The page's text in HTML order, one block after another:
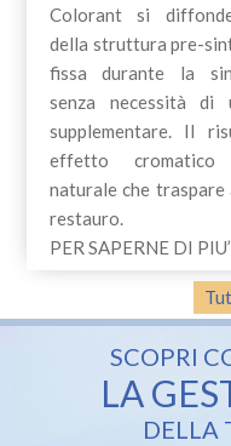
Colorant si
della struttura pre-
fissa durante la
senza necessità di
supplementare. Il
effetto
naturale che
restauro.
PER SAPERNE DI PIU’
SCOPRI
LA
DELLA